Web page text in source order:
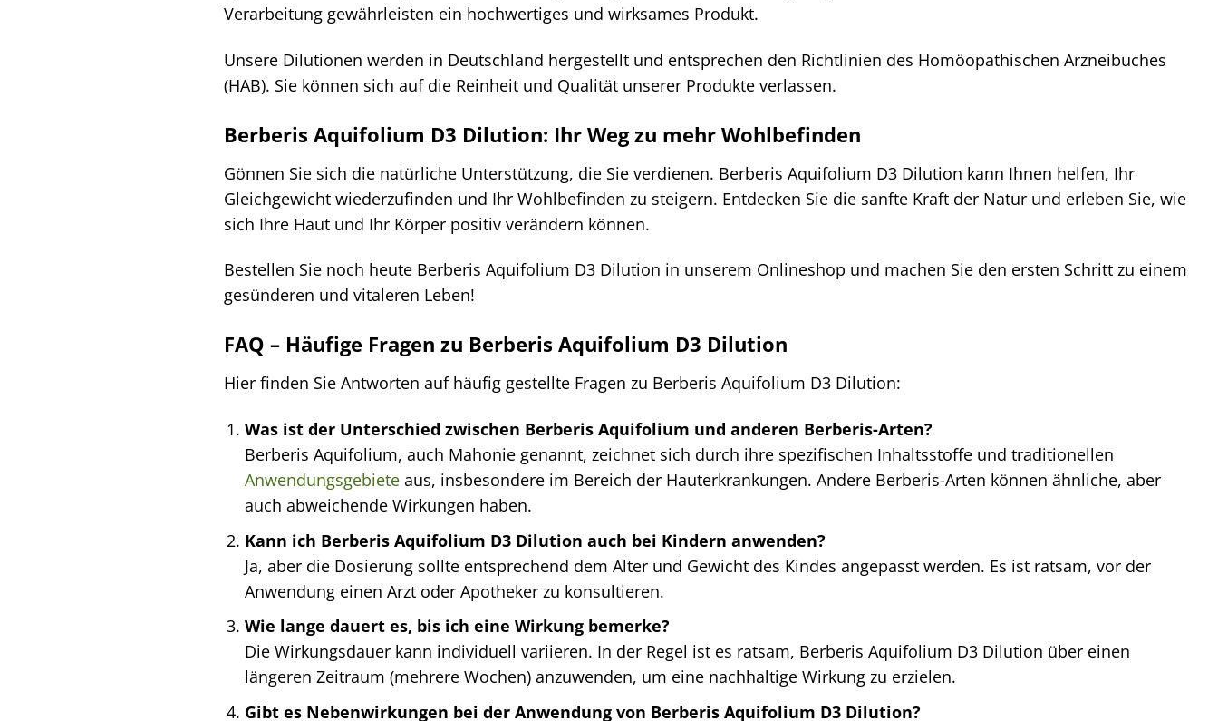
Verarbeitung gewährleisten ein hochwertiges und wirksames Produkt.
Unsere Dilutionen werden in Deutschland hergestellt und entsprechen den Richtlinien des Homöopathischen Arzneibuches
(HAB). Sie können sich auf die Reinheit und Qualität unserer Produkte verlassen.
Berberis Aquifolium D3 Dilution: Ihr Weg zu mehr Wohlbefinden
Gönnen Sie sich die natürliche Unterstützung, die Sie verdienen. Berberis Aquifolium D3 Dilution kann Ihnen helfen, Ihr
Gleichgewicht wiederzufinden und Ihr Wohlbefinden zu steigern. Entdecken Sie die sanfte Kraft der Natur und erleben Sie, wie
sich Ihre Haut und Ihr Körper positiv verändern können.
Bestellen Sie noch heute Berberis Aquifolium D3 Dilution in unserem Onlineshop und machen Sie den ersten Schritt zu einem
gesünderen und vitaleren Leben!
FAQ – Häufige Fragen zu Berberis Aquifolium D3 Dilution
Hier finden Sie Antworten auf häufig gestellte Fragen zu Berberis Aquifolium D3 Dilution:
Was ist der Unterschied zwischen Berberis Aquifolium und anderen Berberis-Arten?
Berberis Aquifolium, auch Mahonie genannt, zeichnet sich durch ihre spezifischen Inhaltsstoffe und traditionellen
Anwendungsgebieteaus, insbesondere im Bereich der Hauterkrankungen. Andere Berberis-Arten können ähnliche, aber
auch abweichende Wirkungen haben.
Kann ich Berberis Aquifolium D3 Dilution auch bei Kindern anwenden?
Ja, aber die Dosierung sollte entsprechend dem Alter und Gewicht des Kindes angepasst werden. Es ist ratsam, vor der
Anwendung einen Arzt oder Apotheker zu konsultieren.
Wie lange dauert es, bis ich eine Wirkung bemerke?
Die Wirkungsdauer kann individuell variieren. In der Regel ist es ratsam, Berberis Aquifolium D3 Dilution über einen
längeren Zeitraum (mehrere Wochen) anzuwenden, um eine nachhaltige Wirkung zu erzielen.
Gibt es Nebenwirkungen bei der Anwendung von Berberis Aquifolium D3 Dilution?